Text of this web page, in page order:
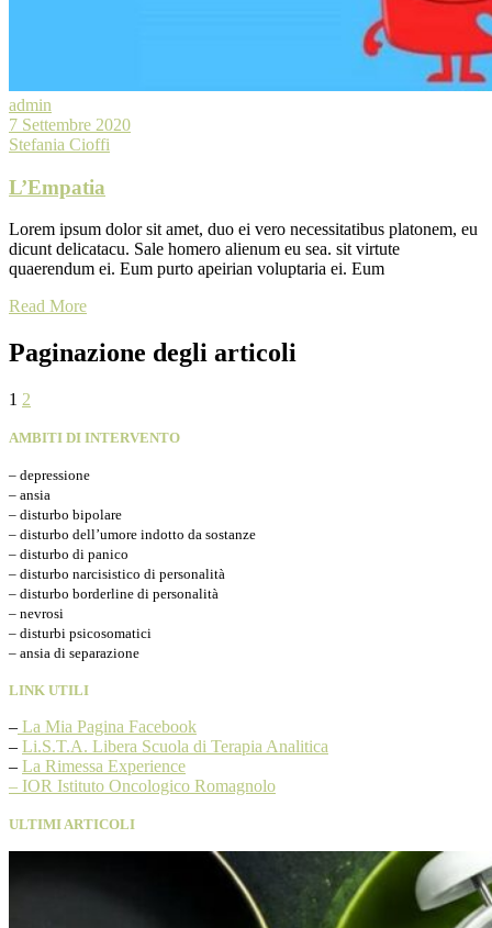
admin
7 Settembre 2020
Stefania Cioffi
L’Empatia
Lorem ipsum dolor sit amet, duo ei vero necessitatibus platonem, eu
dicunt delicatacu. Sale homero alienum eu sea. sit virtute
quaerendum ei. Eum purto apeirian voluptaria ei. Eum
Read More
Paginazione degli articoli
1 2
AMBITI DI INTERVENTO
– depressione
– ansia
– disturbo bipolare
– disturbo dell’umore indotto da sostanze
– disturbo di panico
– disturbo narcisistico di personalità
– disturbo borderline di personalità
– nevrosi
– disturbi psicosomatici
– ansia di separazione
LINK UTILI
– La Mia Pagina Facebook
– Li.S.T.A. Libera Scuola di Terapia Analitica
– La Rimessa Experience
– IOR Istituto Oncologico Romagnolo
ULTIMI ARTICOLI